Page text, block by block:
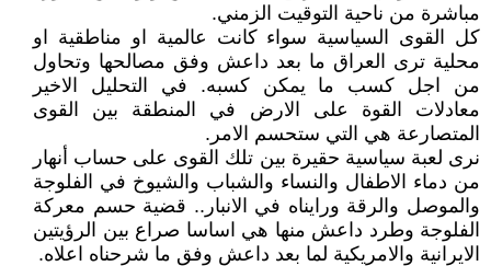
مباشرة من ناحية التوقيت الزمني.
كل القوى السياسية سواء كانت عالمية او مناطقية او
محلية ترى العراق ما بعد داعش وفق مصالحها وتحاول
من اجل كسب ما يمكن كسبه. في التحليل الاخير
معادلات القوة على الارض في المنطقة بين القوى
المتصارعة هي التي ستحسم الامر.
نرى لعبة سياسية حقيرة بين تلك القوى على حساب أنهار
من دماء الاطفال والنساء والشباب والشيوخ في الفلوجة
والموصل والرقة ورايناه في الانبار.. قضية حسم معركة
الفلوجة وطرد داعش منها هي اساسا صراع بين الرؤيتين
الايرانية والامريكية لما بعد داعش وفق ما شرحناه اعلاه.